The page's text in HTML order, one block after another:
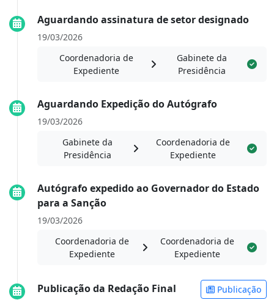
Aguardando assinatura de setor designado
19/03/2026
Coordenadoria de
Expediente
Gabinete da
Presidência
Aguardando Expedição do Autógrafo
19/03/2026
Gabinete da
Presidência
Coordenadoria de
Expediente
Autógrafo expedido ao Governador do Estado
para a Sanção
19/03/2026
Coordenadoria de
Expediente
Coordenadoria de
Expediente
Publicação da Redação Final
Publicação